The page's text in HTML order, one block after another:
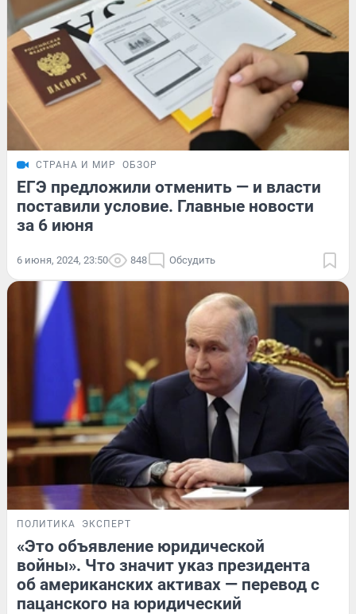
СТРАНА И МИР ОБЗОР
ЕГЭ предложили отменить — и власти
поставили условие. Главные новости
за 6 июня
6 июня, 2024, 23:50 848 Обсудить
ПОЛИТИКА ЭКСПЕРТ
«Это объявление юридической
войны». Что значит указ президента
об американских активах — перевод с
пацанского на юридический